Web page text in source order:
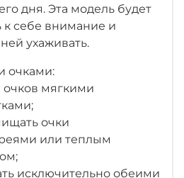
дня. Эта модель будет
к себе внимание и
ухаживать.
очками:
очков мягкими
очки
или теплым
исключительно обеими